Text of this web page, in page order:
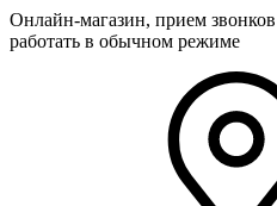
Онлайн-магазин, прием
работать в обычном режиме